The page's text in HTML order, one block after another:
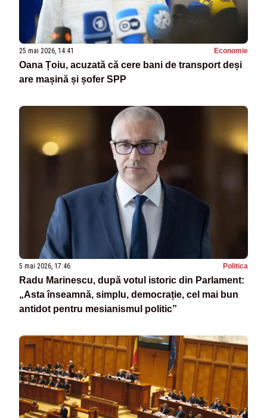
25 mai 2026, 14:41 Economie
Oana Țoiu, acuzată că cere bani de transport deși
are mașină și șofer SPP
5 mai 2026, 17:46 Politica
Radu Marinescu, după votul istoric din Parlament:
„Asta înseamnă, simplu, democrație, cel mai bun
antidot pentru mesianismul politic”